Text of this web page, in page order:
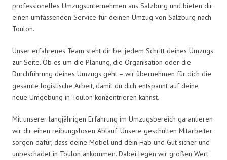
professionelles Umzugsunternehmen aus Salzburg und bieten dir
einen umfassenden Service für deinen Umzug von Salzburg nach
Toulon.
Unser erfahrenes Team steht dir bei jedem Schritt deines Umzugs
zur Seite. Ob es um die Planung, die Organisation oder die
Durchführung deines Umzugs geht – wir übernehmen für dich die
gesamte logistische Arbeit, damit du dich entspannt auf deine
neue Umgebung in Toulon konzentrieren kannst.
Mit unserer langjährigen Erfahrung im Umzugsbereich garantieren
wir dir einen reibungslosen Ablauf. Unsere geschulten Mitarbeiter
sorgen dafür, dass deine Möbel und dein Hab und Gut sicher und
unbeschadet in Toulon ankommen. Dabei legen wir großen Wert